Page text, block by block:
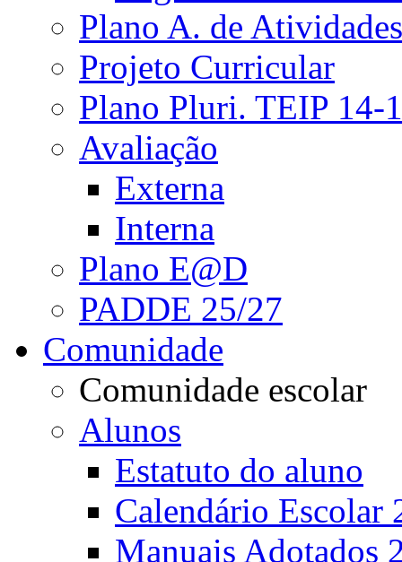
Plano A. de Atividades
Projeto Curricular
Plano Pluri. TEIP 14-
Avaliação
Externa
Interna
Plano E@D
PADDE 25/27
Comunidade
Comunidade escolar
Alunos
Estatuto do aluno
Calendário Escolar
Manuais Adotados